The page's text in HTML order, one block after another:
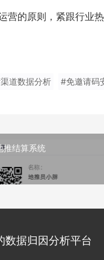
营的原则，紧跟行业
道数据分析 #免邀请码
推结算系统
数据归因分析平台